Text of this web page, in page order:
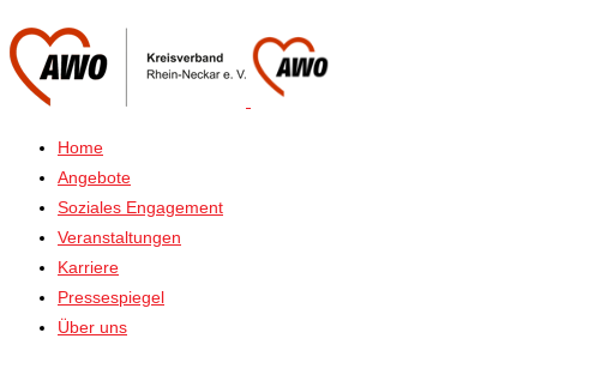
Home
Angebote
Soziales Engagement
Veranstaltungen
Karriere
Pressespiegel
Über uns